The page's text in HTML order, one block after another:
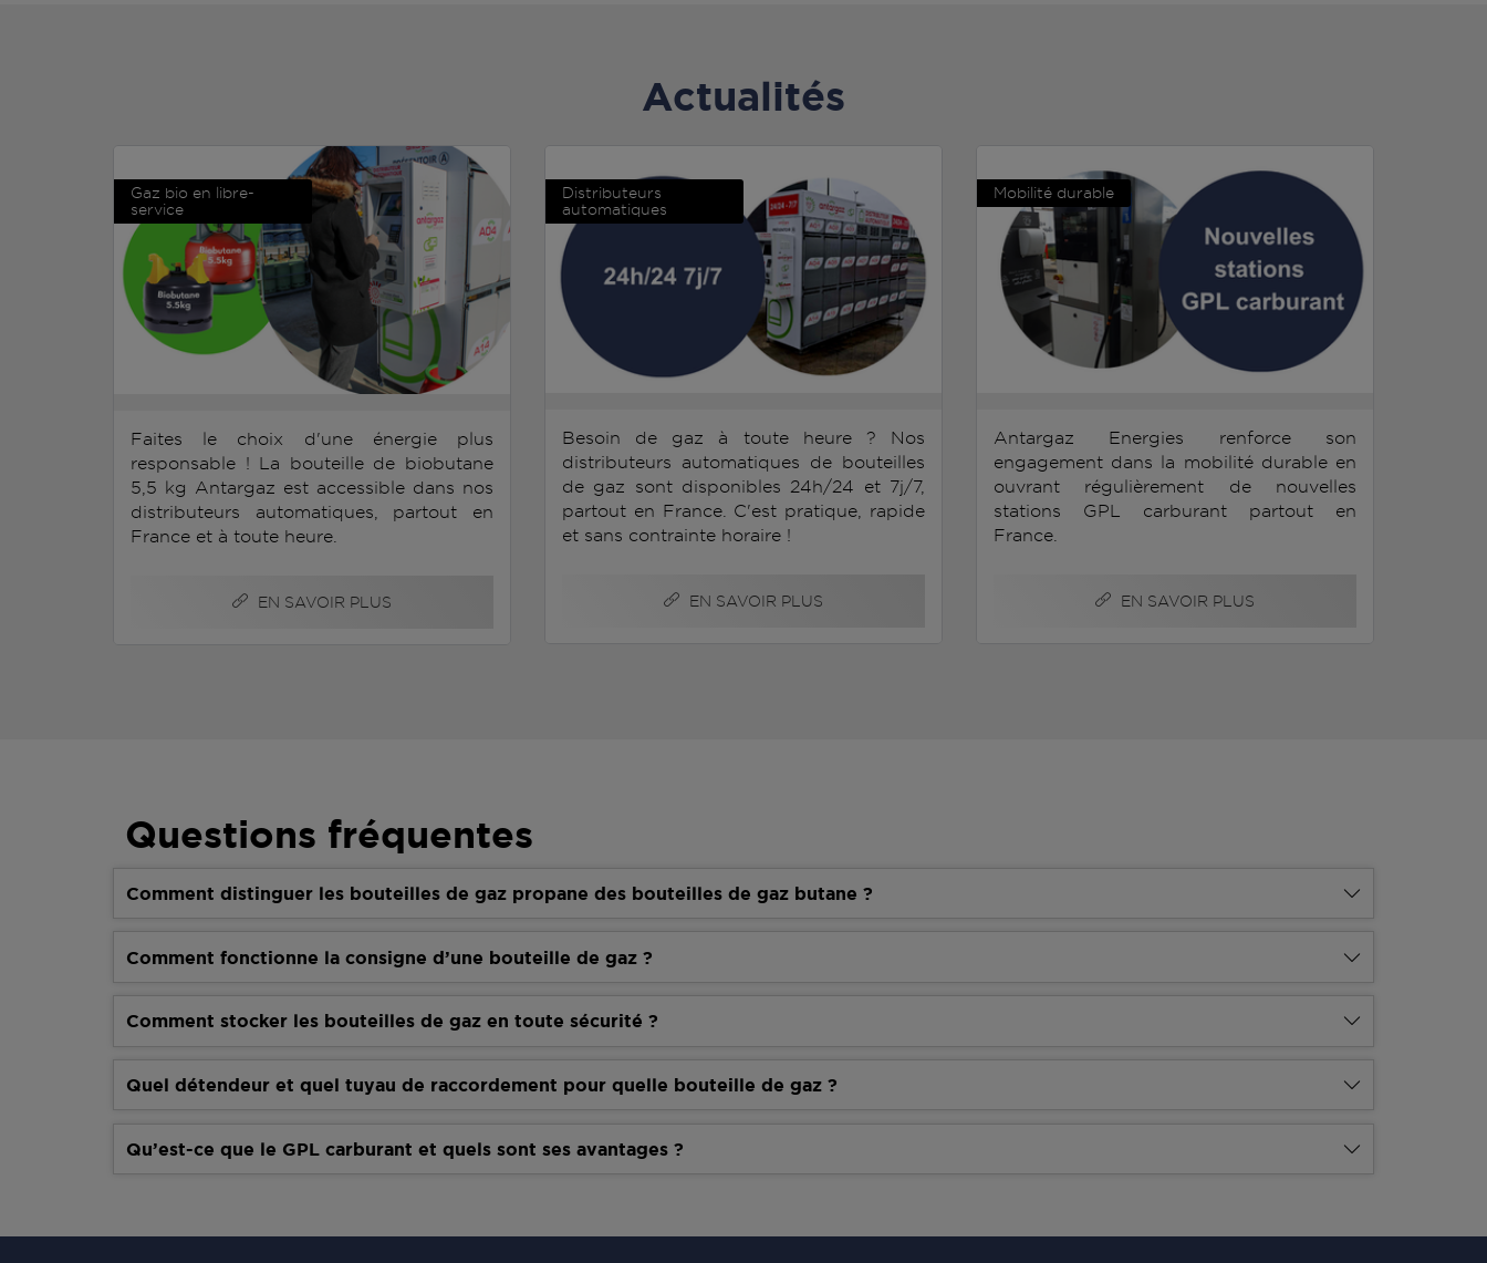
Actualités
Gaz bio en libre-
service
Faites le choix d'une énergie plus
responsable ! La bouteille de biobutane
5,5 kg Antargaz est accessible dans nos
distributeurs automatiques, partout en
France et à toute heure.
EN SAVOIR PLUS
Distributeurs
automatiques
Besoin de gaz à toute heure ? Nos
distributeurs automatiques de bouteilles
de gaz sont disponibles 24h/24 et 7j/7,
partout en France. C'est pratique, rapide
et sans contrainte horaire !
EN SAVOIR PLUS
Mobilité durable
Antargaz Energies renforce son
engagement dans la mobilité durable en
ouvrant régulièrement de nouvelles
stations GPL carburant partout en
France.
EN SAVOIR PLUS
Questions fréquentes
Comment distinguer les bouteilles de gaz propane des bouteilles de gaz butane ?
Comment fonctionne la consigne d’une bouteille de gaz ?
Comment stocker les bouteilles de gaz en toute sécurité ?
Quel détendeur et quel tuyau de raccordement pour quelle bouteille de gaz ?
Qu’est-ce que le GPL carburant et quels sont ses avantages ?